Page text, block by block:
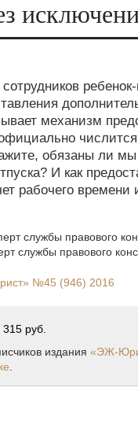
механизм
обязаны ли мы
И как
рабочего времени
службы правового
службы правового
№45 (946) 2016
315 руб.
издания «ЭЖ-